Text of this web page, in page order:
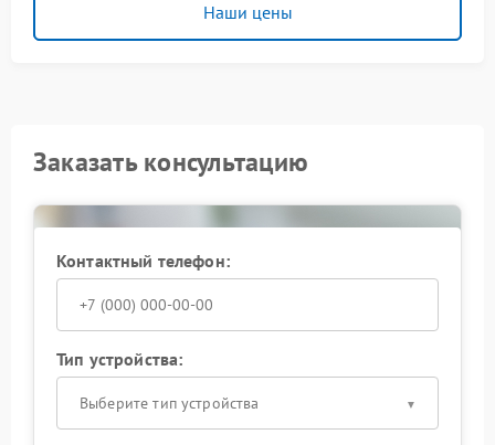
Наши цены
Заказать консультацию
Контактный телефон:
Тип устройства:
Выберите тип устройства